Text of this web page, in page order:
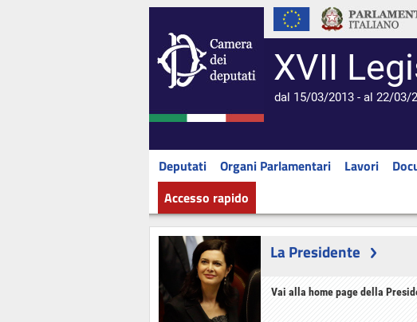
XVII
dal 15/03/2013 - al 22/03/
Deputati Organi Parlamentari Lavori
Accesso rapido
La Presidente
Vai alla home page della